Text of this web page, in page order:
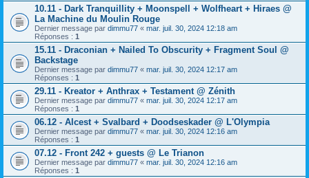
10.11 - Dark Tranquillity + Moonspell + Wolfheart + Hiraes @
La Machine du Moulin Rouge
Dernier message par dimmu77 « mar. juil. 30, 2024 12:18 am
Réponses : 1
15.11 - Draconian + Nailed To Obscurity + Fragment Soul @
Backstage
Dernier message par dimmu77 « mar. juil. 30, 2024 12:17 am
Réponses : 1
29.11 - Kreator + Anthrax + Testament @ Zénith
Dernier message par dimmu77 « mar. juil. 30, 2024 12:17 am
Réponses : 1
06.12 - Alcest + Svalbard + Doodseskader @ L'Olympia
Dernier message par dimmu77 « mar. juil. 30, 2024 12:16 am
Réponses : 1
07.12 - Front 242 + guests @ Le Trianon
Dernier message par dimmu77 « mar. juil. 30, 2024 12:16 am
Réponses : 1